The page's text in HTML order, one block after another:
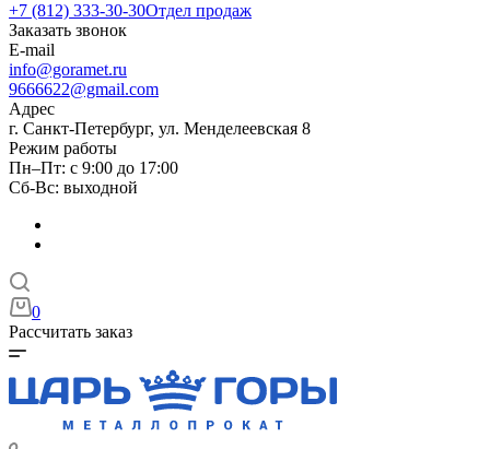
+7 (812) 333-30-30Отдел продаж
Заказать звонок
E-mail
info@goramet.ru
9666622@gmail.com
Адрес
г. Санкт-Петербург, ул. Менделеевская 8
Режим работы
Пн–Пт: с 9:00 до 17:00
Сб-Вс: выходной
0
Рассчитать заказ